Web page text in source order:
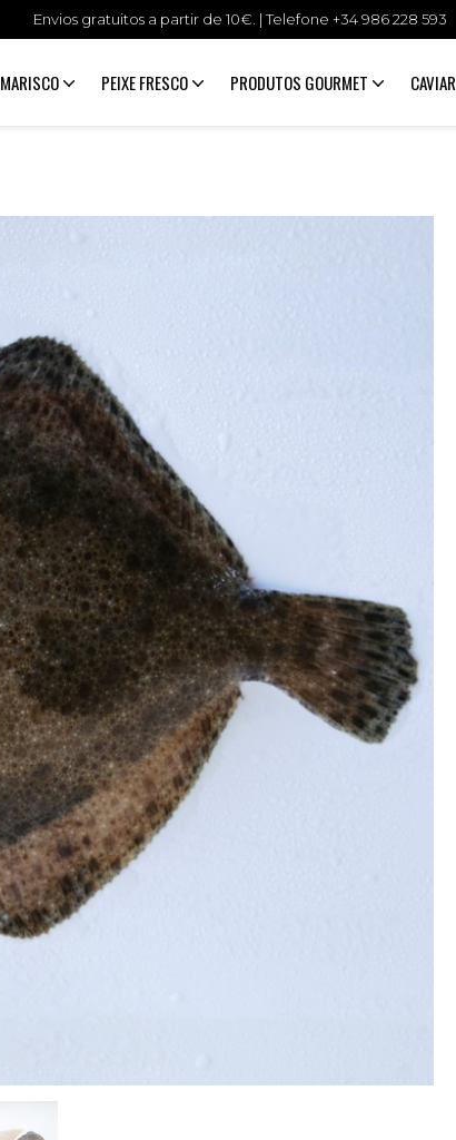
Envios gratuitos a partir de 10€. | Telefone +34986 228 593
MARISCO PEIXE FRESCO PRODUTOS GOURMET CAVIAR